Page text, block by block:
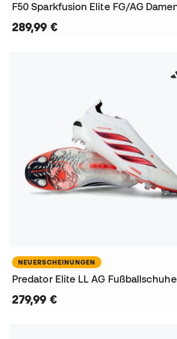
289,99 €
NEUERSCHEINUNGEN
Predator Elite LL AG Fußballschuhe
279,99 €